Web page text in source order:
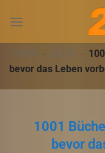
đến
dung23WIN - BLOG -
bevor das Leben
1001
bevor